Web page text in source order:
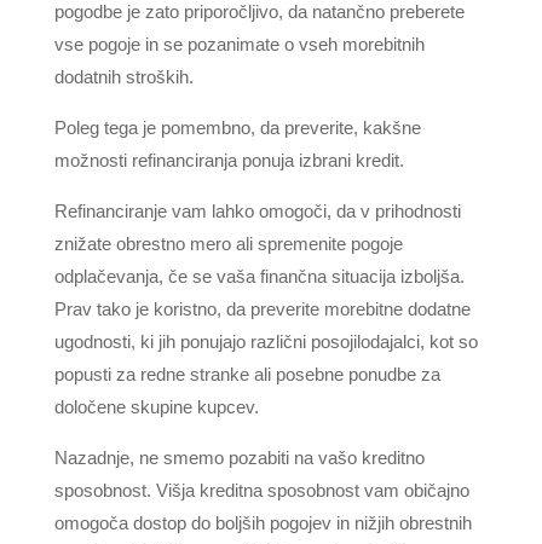
pogodbe je zato priporočljivo, da natančno preberete
vse pogoje in se pozanimate o vseh morebitnih
dodatnih stroških.
Poleg tega je pomembno, da preverite, kakšne
možnosti refinanciranja ponuja izbrani kredit.
Refinanciranje vam lahko omogoči, da v prihodnosti
znižate obrestno mero ali spremenite pogoje
odplačevanja, če se vaša finančna situacija izboljša.
Prav tako je koristno, da preverite morebitne dodatne
ugodnosti, ki jih ponujajo različni posojilodajalci, kot so
popusti za redne stranke ali posebne ponudbe za
določene skupine kupcev.
Nazadnje, ne smemo pozabiti na vašo kreditno
sposobnost. Višja kreditna sposobnost vam običajno
omogoča dostop do boljših pogojev in nižjih obrestnih